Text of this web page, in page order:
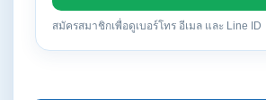
สมัครสมาชิกเพื่อดูเบอร์โทร อีเมล และ Line ID